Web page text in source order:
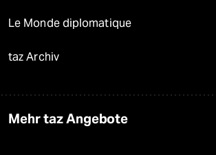
Le Monde diplomatique
taz Archiv
Mehr taz Angebote